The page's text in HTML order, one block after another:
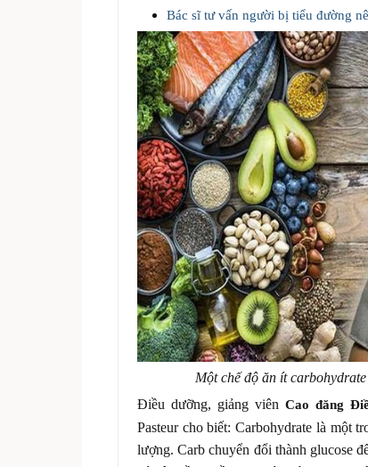
Bác sĩ tư vấn người bị tiểu đường
Một chế độ ăn ít
Điều dưỡng, giảng viênCao đăng
Pasteur cho biết: Carbohydrate là một
lượng. Carb chuyển đổi thành glucose